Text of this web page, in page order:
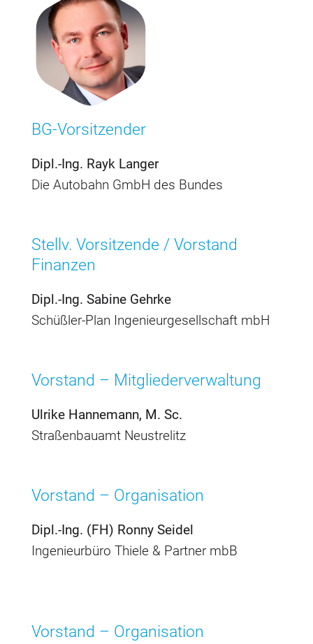
BG-Vorsitzender
Dipl.-Ing. Rayk Langer
Die Autobahn GmbH des Bundes
Stellv. Vorsitzende / Vorstand
Finanzen
Dipl.-Ing. Sabine Gehrke
Schüßler-Plan Ingenieurgesellschaft mbH
Vorstand – Mitgliederverwaltung
Ulrike Hannemann, M. Sc.
Straßenbauamt Neustrelitz
Vorstand – Organisation
Dipl.-Ing. (FH) Ronny Seidel
Ingenieurbüro Thiele & Partner mbB
Vorstand – Organisation